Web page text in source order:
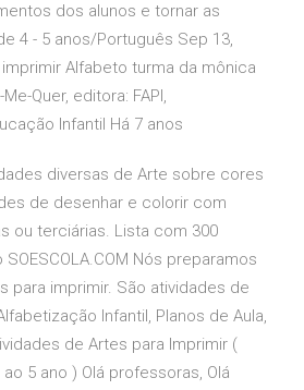
dos alunos e tornar as
4 - 5 anos/Português Sep 13,
Alfabeto turma da mônica
Quer, editora: FAPI,
Infantil Há 7 anos
diversas de Arte sobre cores
de desenhar e colorir com
ou terciárias. Lista com 300
Nós preparamos
para imprimir. São atividades de
Infantil, Planos de Aula,
de Artes para Imprimir (
5 ano ) Olá professoras, Olá